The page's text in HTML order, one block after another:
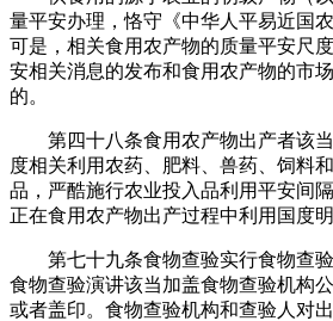
量平安办理，恪守《中华人平易近国
可是，相关食用农产物的质量平安尺
安相关消息的发布和食用农产物的市
的。
第四十八条食用农产物出产者该当
度相关利用农药、肥料、兽药、饲料
品，严酷施行农业投入品利用平安间
正在食用农产物出产过程中利用国度
第七十九条食物查验实行食物查验
食物查验演讲该当加盖食物查验机构
或者盖印。食物查验机构和查验人对